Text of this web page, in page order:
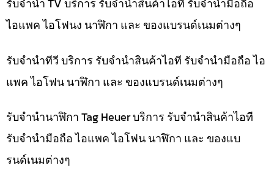
รับจำนำ TV บริการ รับจำนำสินค้าไอที รับจำนำมือถือ
ไอแพค ไอโฟนง นาฬิกา และ ของแบรนด์เนมต่างๆ
รับจำนำทีวี บริการ รับจำนำสินค้าไอที รับจำนำมือถือ ไอ
แพค ไอโฟน นาฬิกา และ ของแบรนด์เนมต่างๆ
รับจำนำนาฬิกา Tag Heuer บริการ รับจำนำสินค้าไอที
รับจำนำมือถือ ไอแพค ไอโฟน นาฬิกา และ ของแบ
รนด์เนมต่างๆ